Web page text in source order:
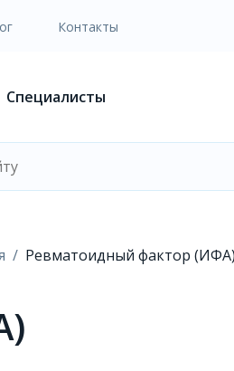
Контакты
Специалисты
Ревматоидный фактор (ИФА)